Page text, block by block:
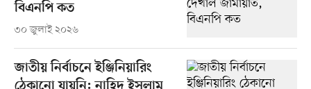
বিএনপি কত
৩০ জুলাই ২০২৬
জাতীয় নির্বাচনে ইঞ্জি‌নিয়া‌রিং